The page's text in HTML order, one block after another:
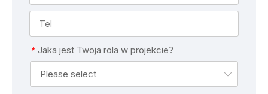
* Jaka jest Twoja rola w projekcie?
Please select